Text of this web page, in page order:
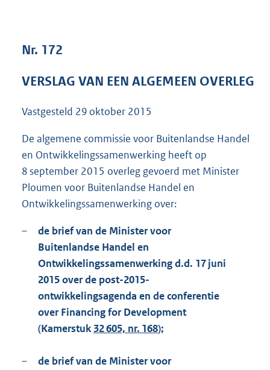
:
K
b
Nr. 172
VERSLAG VAN EEN ALGEMEEN OVERLEG
Vastgesteld 29 oktober 2015
De algemene commissie voor Buitenlandse Handel
en Ontwikkelingssamenwerking heeft op
8 september 2015 overleg gevoerd met Minister
Ploumen voor Buitenlandse Handel en
Ontwikkelingssamenwerking over:
–
de brief van de Minister voor
Buitenlandse Handel en
Ontwikkelingssamenwerking d.d. 17 juni
2015 over de post-2015-
ontwikkelingsagenda en de conferentie
over Financing for Development
(Kamerstuk 32 605, nr. 168);
–
de brief van de Minister voor